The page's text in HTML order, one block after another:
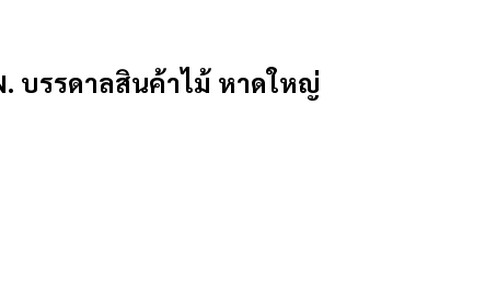
บรรดาลสินค้าไม้ หาดใหญ่